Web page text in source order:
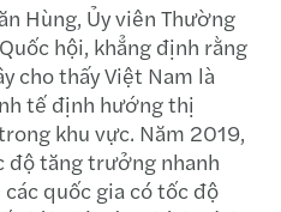
Hùng, Ủy viên Thường
hội, khẳng định rằng
cho thấy Việt Nam là
tế định hướng thị
khu vực. Năm 2019,
độ tăng trưởng nhanh
quốc gia có tốc độ